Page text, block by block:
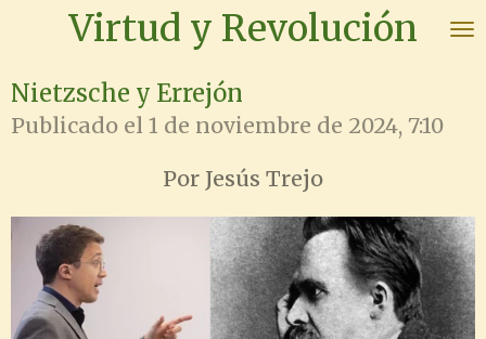
contenido
principal
Virtud y Revolución
Nietzsche y Errejón
Publicado el 1 de noviembre de 2024, 7:10
Por Jesús Trejo